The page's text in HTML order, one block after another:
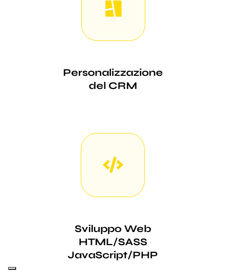
Personalizzazione
del CRM
Sviluppo Web
HTML/SASS
JavaScript/PHP